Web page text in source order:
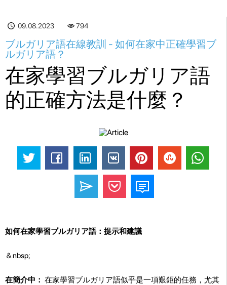
09.08.2023 794
ブルガリア語在線教訓 - 如何在家中正確學習ブ
ルガリア語？
在家學習ブルガリア語
的正確方法是什麼？
如何在家學習ブルガリア語：提示和建議
＆nbsp;
在簡介中： 在家學習ブルガリア語似乎是一項艱鉅的任務，尤其